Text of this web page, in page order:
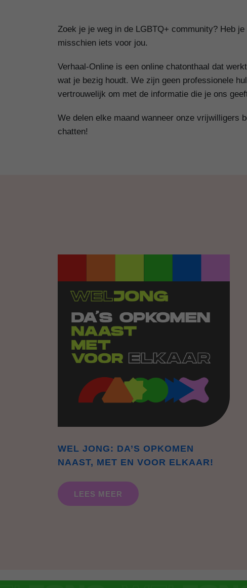
Zoek je je weg in de LGBTQ+ community? Heb
misschien iets voor jou.
Verhaal-Online is een online chatonthaal dat
wat je bezig houdt. We zijn geen professionele
vertrouwelijk om met de informatie die je ons
We delen elke maand wanneer onze vrijwilligers
chatten!
WEL JONG: DA’S OPKOMEN
NAAST, MET EN VOOR ELKAAR!
LEES MEER